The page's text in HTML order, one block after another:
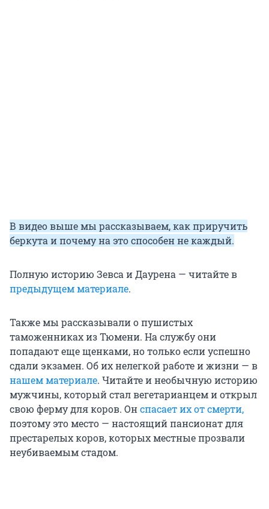
В видео выше мы рассказываем, как приручить
беркута и почему на это способен не каждый.
Полную историю Зевса и Даурена — читайте в
предыдущем материале.
Также мы рассказывали о пушистых
таможенниках из Тюмени. На службу они
попадают еще щенками, но только если успешно
сдали экзамен. Об их нелегкой работе и жизни — в
нашем материале. Читайте и необычную историю
мужчины, который стал вегетарианцем и открыл
свою ферму для коров. Онспасает их от смерти,
поэтому это место — настоящий пансионат для
престарелых коров, которых местные прозвали
неубиваемым стадом.